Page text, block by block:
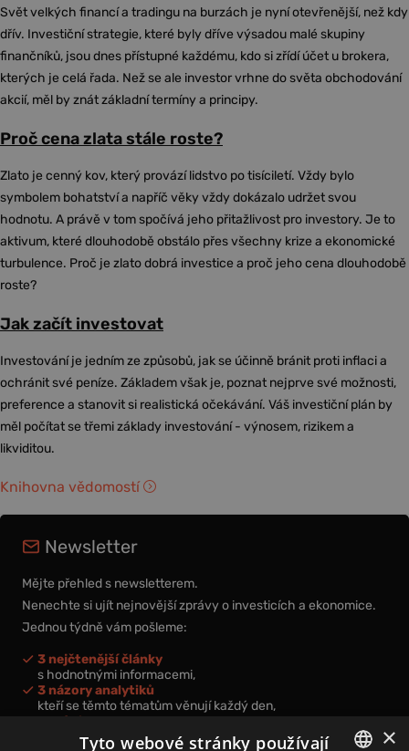
Svět velkých financí a tradingu na burzách je nyní otevřenější, než kdy
dřív. Investiční strategie, které byly dříve výsadou malé skupiny
finančníků, jsou dnes přístupné každému, kdo si zřídí účet u brokera,
kterých je celá řada. Než se ale investor vrhne do světa obchodování
akcií, měl by znát základní termíny a principy.
Proč cena zlata stále roste?
Zlato je cenný kov, který provází lidstvo po tisíciletí. Vždy bylo
symbolem bohatství a napříč věky vždy dokázalo udržet svou
hodnotu. A právě v tom spočívá jeho přitažlivost pro investory. Je to
aktivum, které dlouhodobě obstálo přes všechny krize a ekonomické
turbulence. Proč je zlato dobrá investice a proč jeho cena dlouhodobě
roste?
Jak začít investovat
Investování je jedním ze způsobů, jak se účinně bránit proti inflaci a
ochránit své peníze. Základem však je, poznat nejprve své možnosti,
preference a stanovit si realistická očekávání. Váš investiční plán by
měl počítat se třemi základy investování - výnosem, rizikem a
likviditou.
Knihovna vědomostí
Newsletter
Mějte přehled s newsletterem.
Nenechte si ujít nejnovější zprávy o investicích a ekonomice.
Jednou týdně vám pošleme:
3 nejčtenější články
s hodnotnými informacemi,
3 názory analytiků
kteří se těmto tématům věnují každý den,
nová videa a podcasty
k prohloubení vašich znalostí.
×
Tyto webové stránky používají